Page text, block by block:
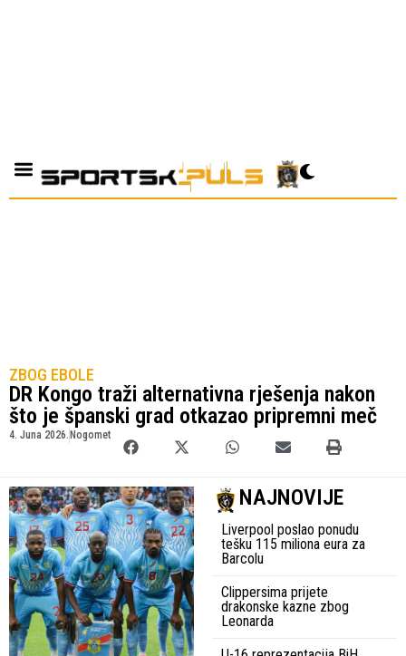
ZBOG EBOLE
DR Kongo traži alternativna rješenja nakon
što je španski grad otkazao pripremni meč
4. Juna 2026. Nogomet
NAJNOVIJE
Liverpool poslao ponudu
tešku 115 miliona eura za
Barcolu
Clippersima prijete
drakonske kazne zbog
Leonarda